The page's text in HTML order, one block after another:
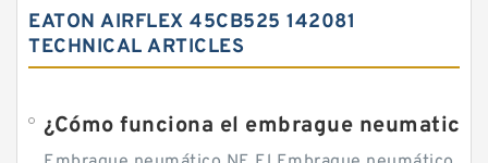
EATON AIRFLEX 45CB525 142081
TECHNICAL ARTICLES
¿Cómo funciona el embrague neumatico?